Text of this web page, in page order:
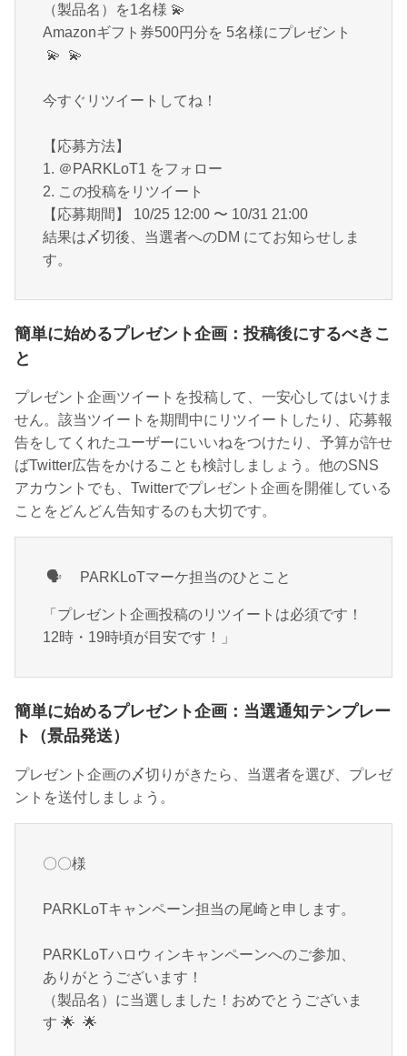
（製品名）を1名様 💫
Amazonギフト券500円分を 5名様にプレゼント
💫
💫
今すぐリツイートしてね！
【応募方法】
1. ＠PARKLoT1 をフォロー
2. この投稿をリツイート
【応募期間】 10/25 12:00 〜 10/31 21:00
結果は〆切後、当選者へのDM にてお知らせしま
す。
簡単に始めるプレゼント企画：投稿後にするべきこ
と
プレゼント企画ツイートを投稿して、一安心してはいけま
せん。該当ツイートを期間中にリツイートしたり、応募報
告をしてくれたユーザーにいいねをつけたり、予算が許せ
ばTwitter広告をかけることも検討しましょう。他のSNS
アカウントでも、Twitterでプレゼント企画を開催している
ことをどんどん告知するのも大切です。
🗣 PARKLoTマーケ担当のひとこと
「プレゼント企画投稿のリツイートは必須です！
12時・19時頃が目安です！」
簡単に始めるプレゼント企画：当選通知テンプレー
ト（景品発送）
プレゼント企画の〆切りがきたら、当選者を選び、プレゼ
ントを送付しましょう。
〇〇様
PARKLoTキャンペーン担当の尾崎と申します。
PARKLoTハロウィンキャンペーンへのご参加、
ありがとうございます！
（製品名）に当選しました！おめでとうございま
す 🌟 🌟